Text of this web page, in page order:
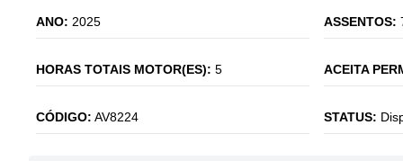
ANO: 2025 ASSENTOS:
HORAS TOTAIS MOTOR(ES): 5 ACEITA
CÓDIGO: AV8224 STATUS: